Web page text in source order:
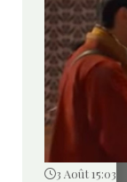
3 Août 15:03